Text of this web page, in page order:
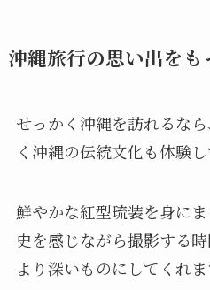
沖縄旅行の思い出をも
せっかく沖縄を訪れるな
く沖縄の伝統文化も体験
鮮やかな紅型琉装を身に
史を感じながら撮影する
より深いものにしてくれま